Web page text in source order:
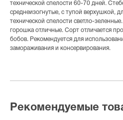
технической спелости 60-70 дней.
среднеизогнутые, с тупой верхушкой,
технической спелости светло-
горошка отличные. Сорт отличается
бобов. Рекомендуется для
замораживания и консервирования.
Рекомендуемые